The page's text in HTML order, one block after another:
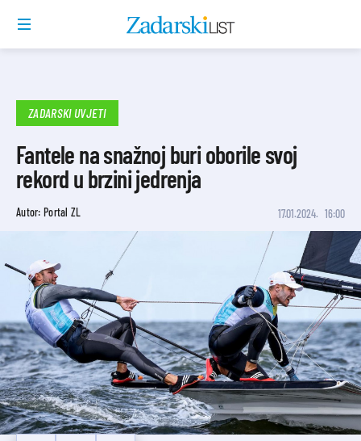
ZADARSKI UVJETI
Fantele na snažnoj buri oborile svoj
rekord u brzini jedrenja
Autor: Portal ZL 17.01.2024. 16:00